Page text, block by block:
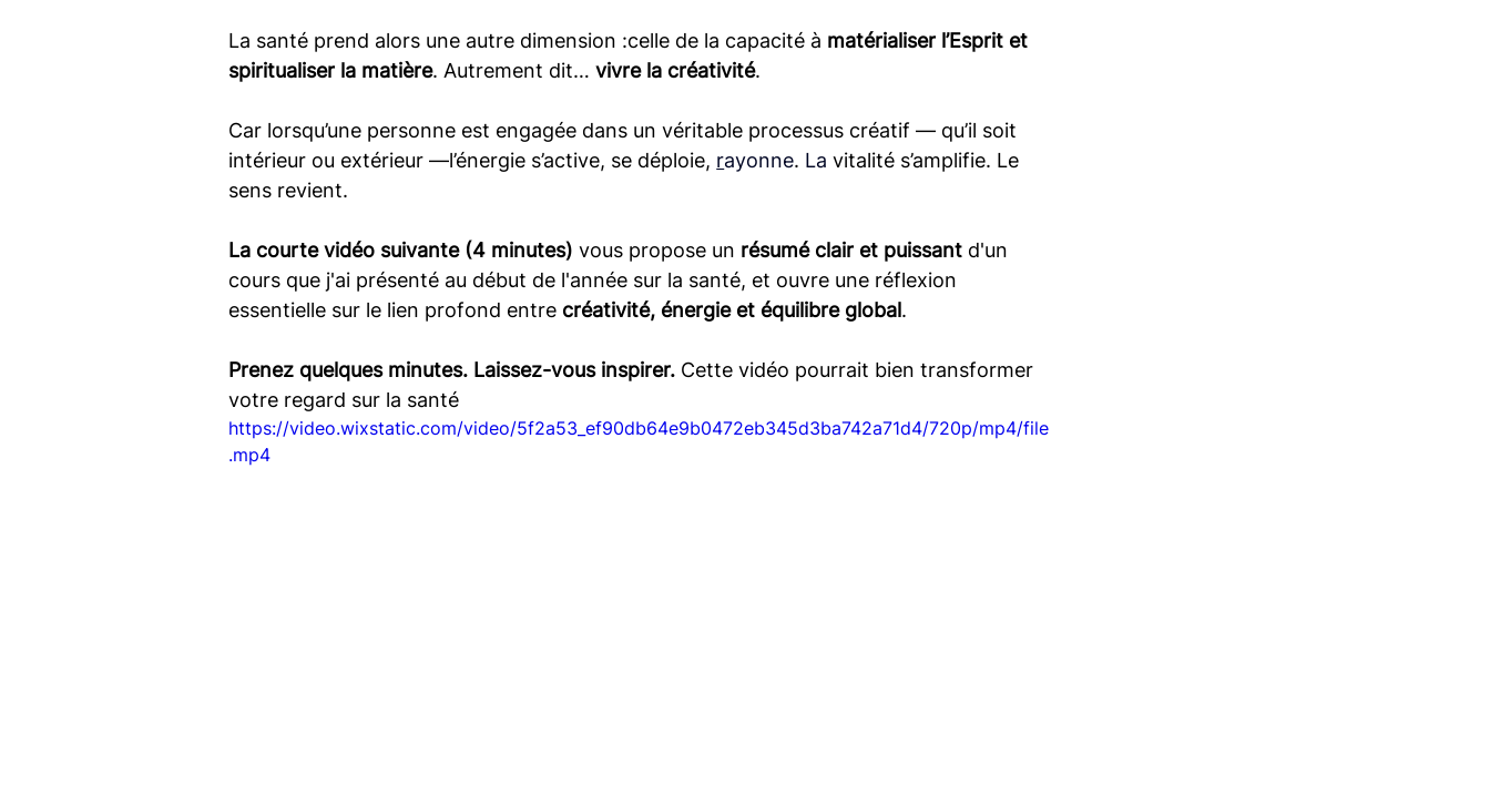
La santé prend alors une autre dimension :celle de la capacité à matérialiser l’Esprit et
spiritualiser la matière. Autrement dit… vivre la créativité.
Car lorsqu’une personne est engagée dans un véritable processus créatif — qu’il soit
intérieur ou extérieur —l’énergie s’active, se déploie, rayonne. La vitalité s’amplifie. Le
sens revient.
La courte vidéo suivante (4 minutes) vous propose un résumé clair et puissant d'un
cours que j'ai présenté au début de l'année sur la santé, et ouvre une réflexion
essentielle sur le lien profond entre créativité, énergie et équilibre global.
Prenez quelques minutes. Laissez-vous inspirer. Cette vidéo pourrait bien transformer
votre regard sur la santé
https://video.wixstatic.com/video/5f2a53_ef90db64e9b0472eb345d3ba742a71d4/720p/mp4/file
.mp4